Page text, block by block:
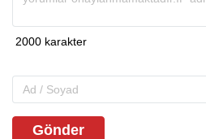
Gönder